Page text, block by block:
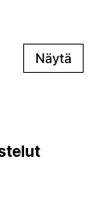
Näytä